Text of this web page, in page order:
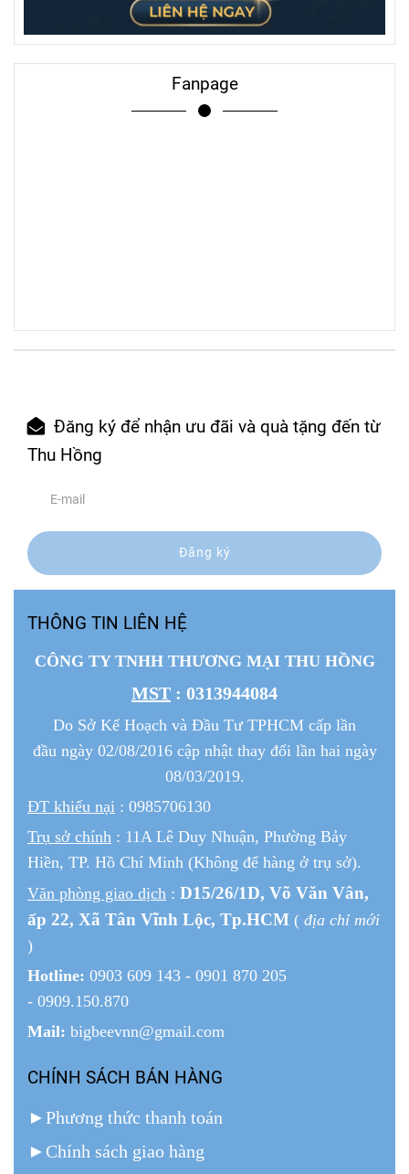
Fanpage
Đăng ký để nhận ưu đãi và quà tặng đến từ
Thu Hồng
Đăng ký
THÔNG TIN LIÊN HỆ
CÔNG TY TNHH THƯƠNG MẠI THU HỒNG
MST : 0313944084
Do Sở Kế Hoạch và Đầu Tư TPHCM cấp lần
đầu ngày 02/08/2016 cập nhật thay đổi lần hai ngày
08/03/2019.
ĐT khiếu nại : 0985706130
Trụ sở chính : 11A Lê Duy Nhuận, Phường Bảy
Hiền, TP. Hồ Chí Minh (Không để hàng ở trụ sở).
Văn phòng giao dịch : D15/26/1D, Võ Văn Vân,
ấp 22, Xã Tân Vĩnh Lộc, Tp.HCM ( địa chỉ mới
)
Hotline: 0903 609 143 - 0901 870 205
- 0909.150.870
Mail: bigbeevnn@gmail.com
CHÍNH SÁCH BÁN HÀNG
►Phương thức thanh toán
► Chính sách giao hàng